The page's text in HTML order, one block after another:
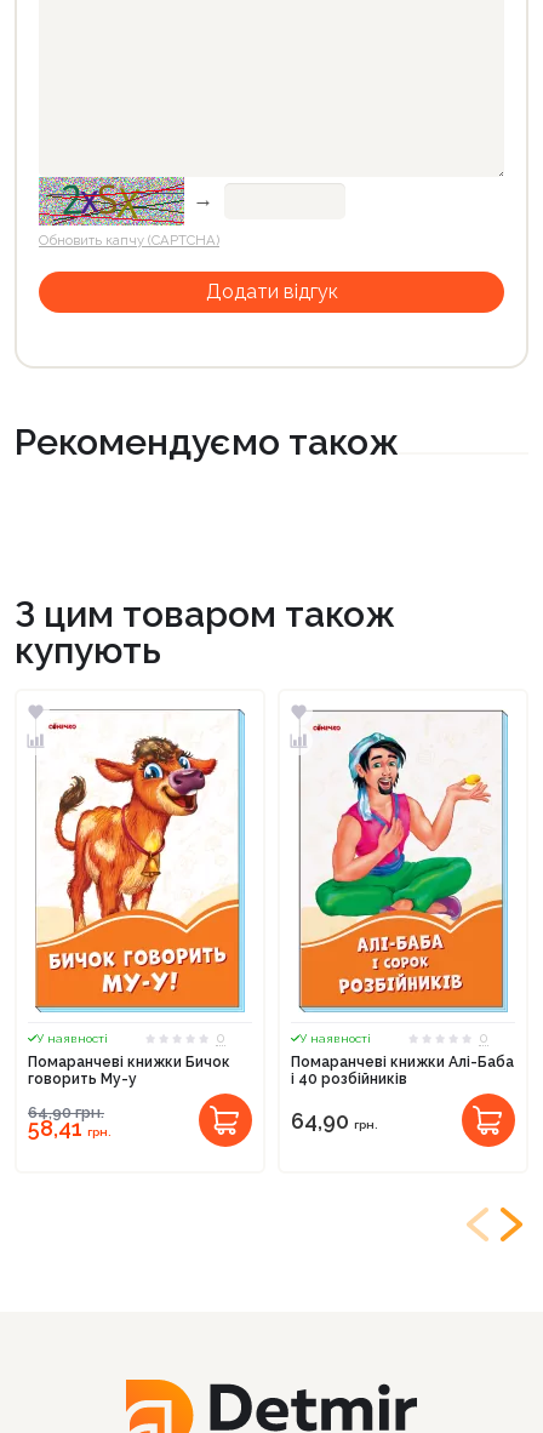
→
Обновить капчу (CAPTCHA)
Рекомендуємо також
З цим товаром також
купують
У наявності
0
Помаранчеві книжки Бичок
говорить Му-у
64,90грн.
58,41 грн.
У наявності
0
Помаранчеві книжки Алі-Баба
і 40 розбійників
64,90 грн.